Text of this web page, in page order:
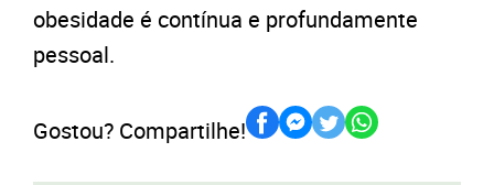
obesidade é contínua e profundamente
pessoal.
Gostou? Compartilhe!